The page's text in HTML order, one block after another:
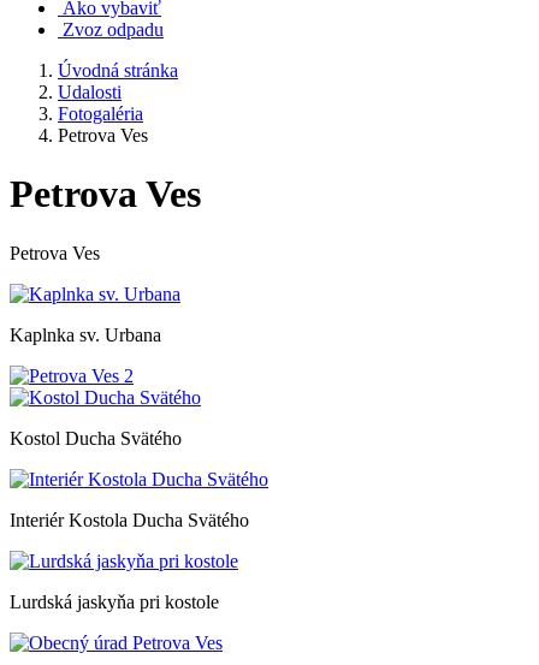
Ako vybaviť
Zvoz odpadu
Úvodná stránka
Udalosti
Fotogaléria
Petrova Ves
Petrova Ves
Petrova Ves
Kaplnka sv. Urbana
Kostol Ducha Svätého
Interiér Kostola Ducha Svätého
Lurdská jaskyňa pri kostole